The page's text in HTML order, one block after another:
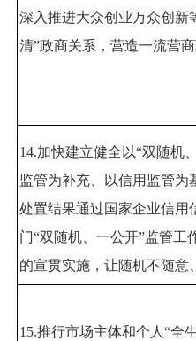
深入推进大众创业万众创新
清”政商关系，营造一流营商
14.加快建立健全以“双随机
监管为补充、以信用监管为
处置结果通过国家企业信用
门“双随机、一公开”监管工
的宣贯实施，让随机不随意
15.推行市场主体和个人 “全